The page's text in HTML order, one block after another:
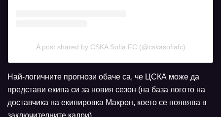
A post shared by CSKA Sofia FC (@cskasofiafc)
Най-логичните прогнози обаче са, че ЦСКА може да
представи екипа си за новия сезон (на база логото на
доставчика на екипировка Макрон, което се появява в